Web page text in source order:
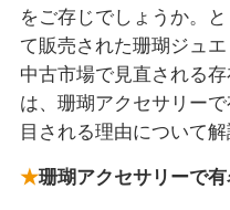
をご存じでしょうか。
て販売された珊瑚ジュ
中古市場で見直される
は、珊瑚アクセサリー
目される理由について解
珊瑚アクセサリーで